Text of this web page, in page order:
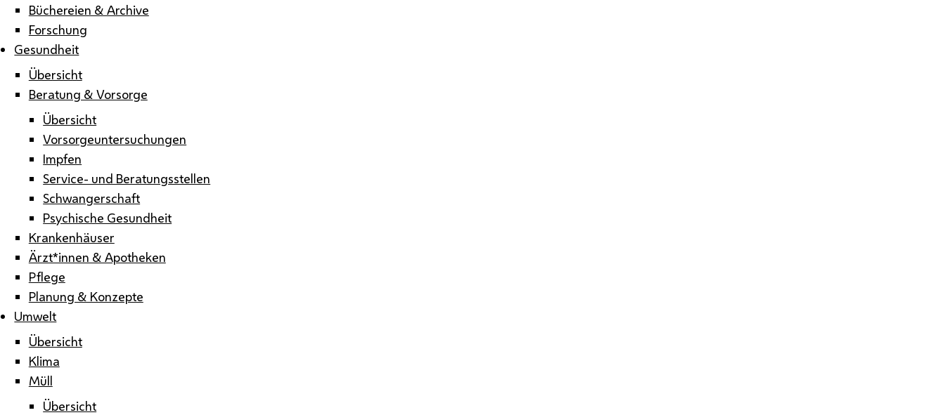
Büchereien & Archive
Forschung
Gesundheit
Übersicht
Beratung & Vorsorge
Übersicht
Vorsorgeuntersuchungen
Impfen
Service- und Beratungsstellen
Schwangerschaft
Psychische Gesundheit
Krankenhäuser
Ärzt*innen & Apotheken
Pflege
Planung & Konzepte
Umwelt
Übersicht
Klima
Müll
Übersicht